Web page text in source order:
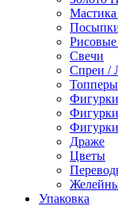
Свечи
Спреи /
Топперы
Драже
Цветы
Упаковка